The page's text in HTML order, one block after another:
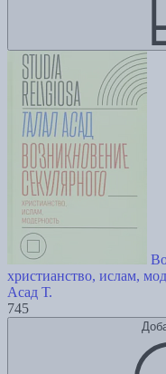
христианство, ислам,
Асад Т.
745